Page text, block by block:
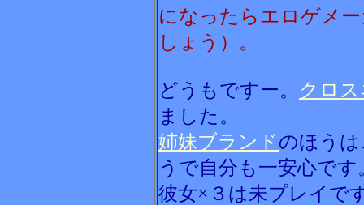
になったらエロゲメ
しょう）。
どうもですー。
クロ
ました。
姉妹ブランドのほう
うで自分も一安心です
彼女×３は未プレイで